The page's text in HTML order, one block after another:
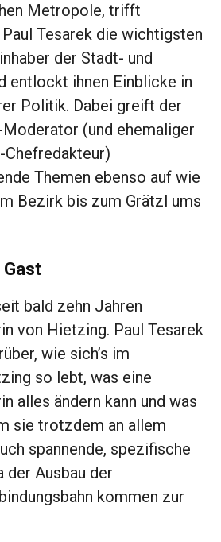
Metropole, trifft
Tesarek die wichtigsten
der Stadt- und
entlockt ihnen Einblicke in
Politik. Dabei greift der
(und ehemaliger
Chefredakteur)
Themen ebenso auf wie
Bezirk bis zum Grätzl ums
Gast
bald zehn Jahren
von Hietzing. Paul Tesarek
wie sich’s im
so lebt, was eine
alles ändern kann und was
sie trotzdem an allem
spannende, spezifische
der Ausbau der
kommen zur